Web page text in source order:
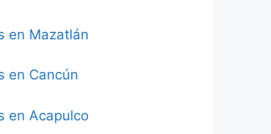
en Mazatlán
en Cancún
en Acapulco